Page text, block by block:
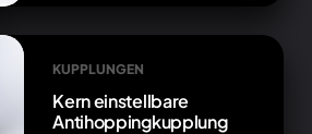
KUPPLUNGEN
Kern einstellbare
Antihoppingkupplung